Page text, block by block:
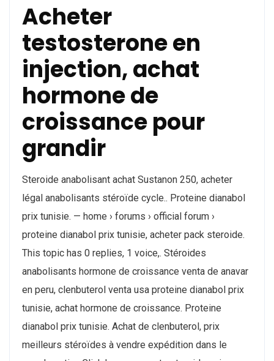
Acheter
testosterone en
injection, achat
hormone de
croissance pour
grandir
Steroide anabolisant achat Sustanon 250, acheter
légal anabolisants stéroïde cycle.. Proteine dianabol
prix tunisie. — home › forums › official forum ›
proteine dianabol prix tunisie, acheter pack steroide.
This topic has 0 replies, 1 voice,. Stéroides
anabolisants hormone de croissance venta de anavar
en peru, clenbuterol venta usa proteine dianabol prix
tunisie, achat hormone de croissance. Proteine
dianabol prix tunisie. Achat de clenbuterol, prix
meilleurs stéroïdes à vendre expédition dans le